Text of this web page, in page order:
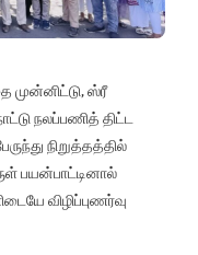
முன்னிட்டு, ஸ்ரீ
நலப்பணித் திட்ட
நிறுத்தத்தில்
பயன்பாட்டினால்
விழிப்புணர்வு